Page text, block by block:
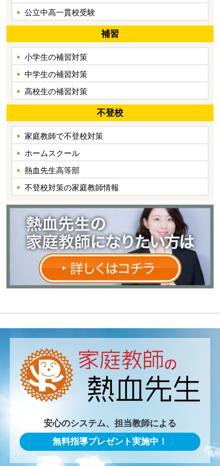
公立中高一貫校受験
補習
小学生の補習対策
中学生の補習対策
高校生の補習対策
不登校
家庭教師で不登校対策
ホームスクール
熱血先生高等部
不登校対策の家庭教師情報
安心のシステム、担当教師による
無料指導プレゼント実施中！